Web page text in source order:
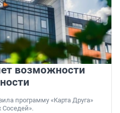
возможности
программу «Карта Друга»
Соседей».